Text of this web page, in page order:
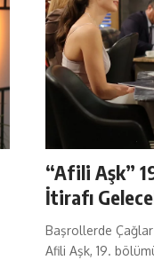
“Afili Aşk”
İtirafı
Başrollerde Çağlar
Afili Aşk, 19.